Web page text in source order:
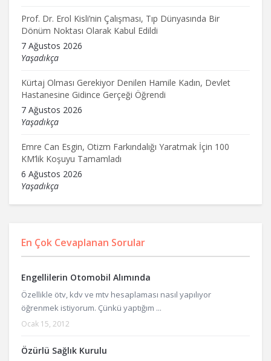
Prof. Dr. Erol Kisli’nin Çalışması, Tıp Dünyasında Bir
Dönüm Noktası Olarak Kabul Edildi
7 Ağustos 2026
Yaşadıkça
Kürtaj Olması Gerekiyor Denilen Hamile Kadın, Devlet
Hastanesine Gidince Gerçeği Öğrendi
7 Ağustos 2026
Yaşadıkça
Emre Can Esgin, Otizm Farkındalığı Yaratmak İçin 100
KM’lik Koşuyu Tamamladı
6 Ağustos 2026
Yaşadıkça
En Çok Cevaplanan Sorular
Engellilerin Otomobil Alımında
Özellikle ötv, kdv ve mtv hesaplaması nasıl yapılıyor
öğrenmek istiyorum. Çünkü yaptığım ...
Ocak 15, 2012
Özürlü Sağlık Kurulu